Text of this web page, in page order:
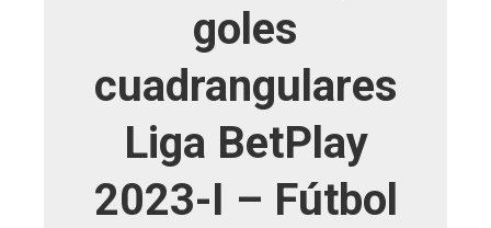
goles
cuadrangulares
Liga BetPlay
2023-I – Fútbol